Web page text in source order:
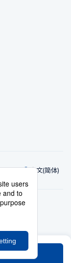
中文(简体)